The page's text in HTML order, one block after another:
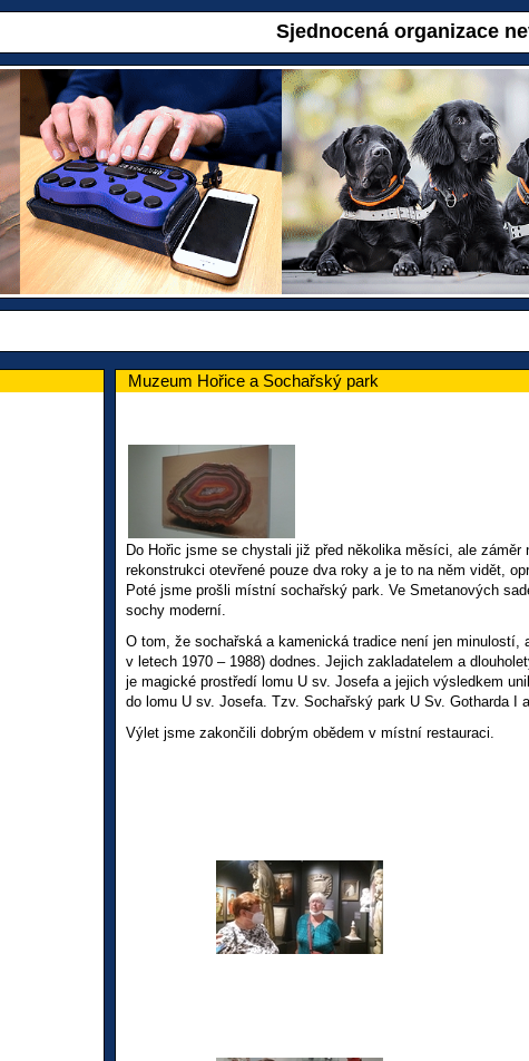
Sjednocená organizace
Muzeum Hořice a Sochařský park
Do Hořic jsme se chystali již před několika měsíci, ale
rekonstrukci otevřené pouze dva roky a je to na něm vidět,
Poté jsme prošli místní sochařský park. Ve Smetanových
sochy moderní.
O tom, že sochařská a kamenická tradice není jen
v letech 1970 – 1988) dodnes. Jejich zakladatelem a
je magické prostředí lomu U sv. Josefa a jejich výsledkem
do lomu U sv. Josefa. Tzv. Sochařský park U Sv. Gotharda
Výlet jsme zakončili dobrým obědem v místní restauraci.